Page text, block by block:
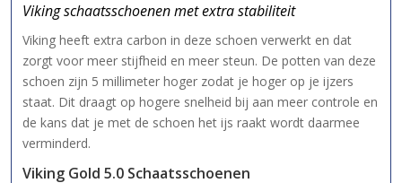
Viking schaatsschoenen met extra stabiliteit
Viking heeft extra carbon in deze schoen verwerkt en dat
zorgt voor meer stijfheid en meer steun. De potten van deze
schoen zijn 5 millimeter hoger zodat je hoger op je ijzers
staat. Dit draagt op hogere snelheid bij aan meer controle en
de kans dat je met de schoen het ijs raakt wordt daarmee
verminderd.
Viking Gold 5.0 Schaatsschoenen